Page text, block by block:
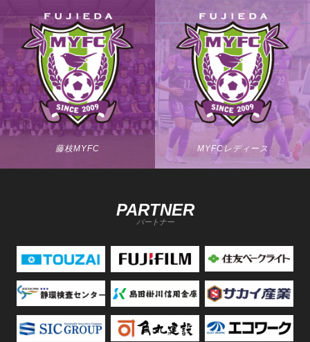
藤枝MYFC MYFCレディース
PARTNER
パートナー